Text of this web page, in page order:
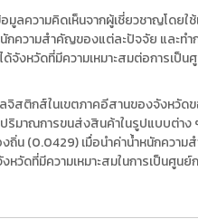
มูลความคิดเห็นจากผู้เชี่ยวชาญโดย
นักความสำคัญของแต่ละปัจจัย และ
งหวัดที่มีความเหมาะสมต่อการเป็
สติกส์ในเขตภาคอีสานของจังหวัด
ริมาณการขนส่งสินค้าในรูปแบบต่าง
น (0.0429) เมื่อนำค่าน้ำหนักควา
วัดที่มีความเหมาะสมในการเป็นศูน